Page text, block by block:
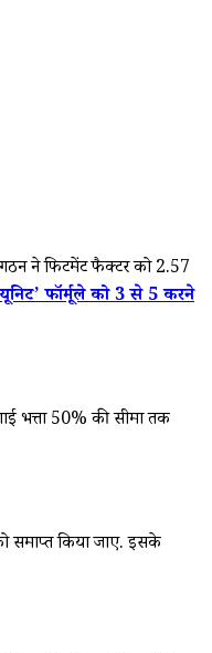
ने फिटमेंट फैक्टर को 2.57
फॉर्मूले को 3 से 5 करने
भत्ता 50% की सीमा तक
समाप्त किया जाए. इसके